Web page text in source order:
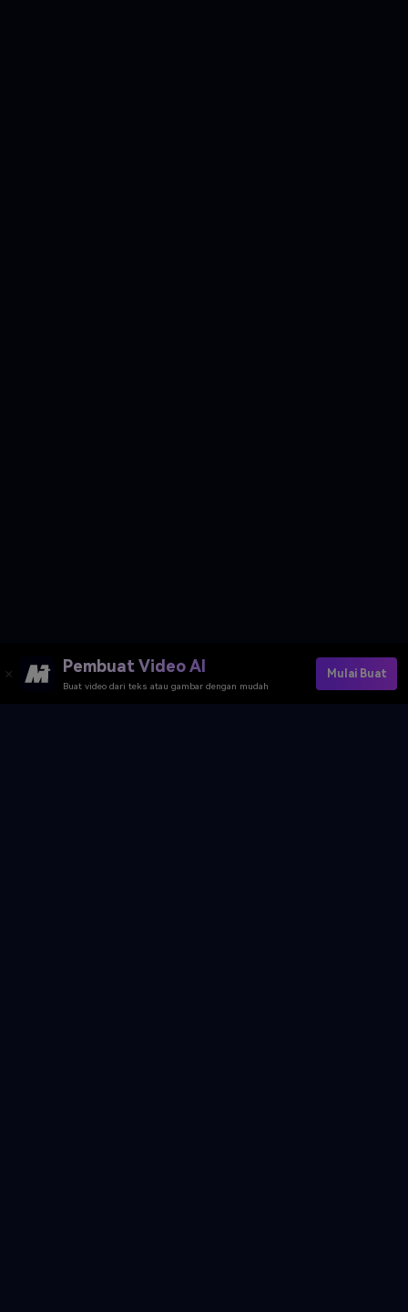
Pembuat Video AI
Buat video dari teks atau gambar dengan mudah
Mulai Buat